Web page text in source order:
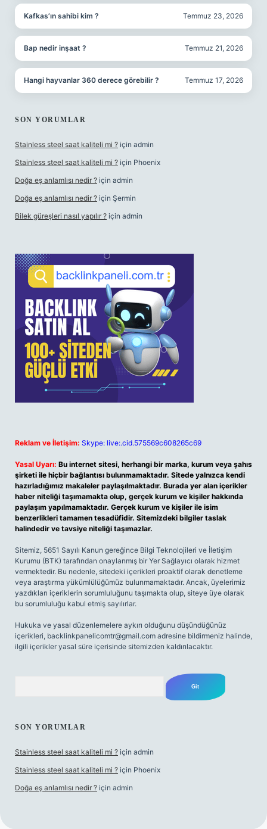
Kafkas’ın sahibi kim ? Temmuz 23, 2026
Bap nedir inşaat ? Temmuz 21, 2026
Hangi hayvanlar 360 derece görebilir ? Temmuz 17, 2026
SON YORUMLAR
Stainless steel saat kaliteli mi ? için admin
Stainless steel saat kaliteli mi ? için Phoenix
Doğa eş anlamlısı nedir ? için admin
Doğa eş anlamlısı nedir ? için Şermin
Bilek güreşleri nasıl yapılır ? için admin
Reklam ve İletişim: Skype: live:.cid.575569c608265c69
Yasal Uyarı: Bu internet sitesi, herhangi bir marka, kurum veya şahıs
şirketi ile hiçbir bağlantısı bulunmamaktadır. Sitede yalnızca kendi
hazırladığımız makaleler paylaşılmaktadır. Burada yer alan içerikler
haber niteliği taşımamakta olup, gerçek kurum ve kişiler hakkında
paylaşım yapılmamaktadır. Gerçek kurum ve kişiler ile isim
benzerlikleri tamamen tesadüfidir. Sitemizdeki bilgiler taslak
halindedir ve tavsiye niteliği taşımazlar.
Sitemiz, 5651 Sayılı Kanun gereğince Bilgi Teknolojileri ve İletişim
Kurumu (BTK) tarafından onaylanmış bir Yer Sağlayıcı olarak hizmet
vermektedir. Bu nedenle, sitedeki içerikleri proaktif olarak denetleme
veya araştırma yükümlülüğümüz bulunmamaktadır. Ancak, üyelerimiz
yazdıkları içeriklerin sorumluluğunu taşımakta olup, siteye üye olarak
bu sorumluluğu kabul etmiş sayılırlar.
Hukuka ve yasal düzenlemelere aykırı olduğunu düşündüğünüz
içerikleri, backlinkpanelicomtr@gmail.com adresine bildirmeniz halinde,
ilgili içerikler yasal süre içerisinde sitemizden kaldırılacaktır.
SON YORUMLAR
Stainless steel saat kaliteli mi ? için admin
Stainless steel saat kaliteli mi ? için Phoenix
Doğa eş anlamlısı nedir ? için admin